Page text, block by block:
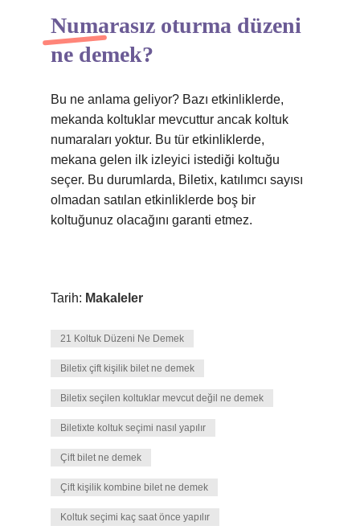
Numarasız oturma düzeni
ne demek?
Bu ne anlama geliyor? Bazı etkinliklerde,
mekanda koltuklar mevcuttur ancak koltuk
numaraları yoktur. Bu tür etkinliklerde,
mekana gelen ilk izleyici istediği koltuğu
seçer. Bu durumlarda, Biletix, katılımcı sayısı
olmadan satılan etkinliklerde boş bir
koltuğunuz olacağını garanti etmez.
Tarih: Makaleler
21 Koltuk Düzeni Ne Demek
Biletix çift kişilik bilet ne demek
Biletix seçilen koltuklar mevcut değil ne demek
Biletixte koltuk seçimi nasıl yapılır
Çift bilet ne demek
Çift kişilik kombine bilet ne demek
Koltuk seçimi kaç saat önce yapılır